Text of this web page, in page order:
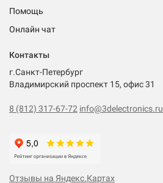
Помощь
Онлайн чат
Контакты
г.Санкт-Петербург
Владимирский проспект 15, офис 31
8 (812) 317-67-72 info@3delectronics.ru
Отзывы на Яндекс.Картах